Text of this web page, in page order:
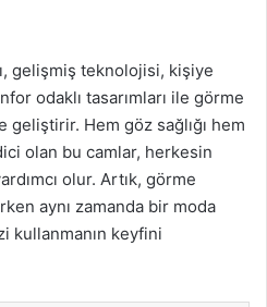
gelişmiş teknolojisi, kişiye
odaklı tasarımları ile görme
Hem göz sağlığı hem
olan bu camlar, herkesin
olur. Artık, görme
aynı zamanda bir moda
kullanmanın keyfini